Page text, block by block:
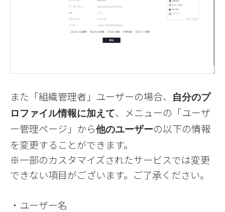
また「組織管理者」ユーザーの場合、
自分のプ
ロファイル情報に加えて、メニューの「ユーザ
ー管理ページ」から他のユーザーの以下の情報
を変更することができます。
※一部のカスタマイズされたサービスでは変更
できない項目がございます。ご了承ください。
・ユーザー名